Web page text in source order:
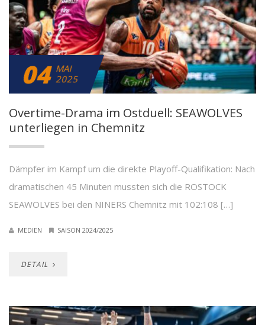
04 MAI
2025
Overtime-Drama im Ostduell: SEAWOLVES
unterliegen in Chemnitz
Dämpfer im Kampf um die direkte Playoff-Qualifikation: Nach
dramatischen 45 Minuten mussten sich die ROSTOCK
SEAWOLVES bei den NINERS Chemnitz mit 102:108 […]
MEDIEN SAISON 2024/2025
DETAIL